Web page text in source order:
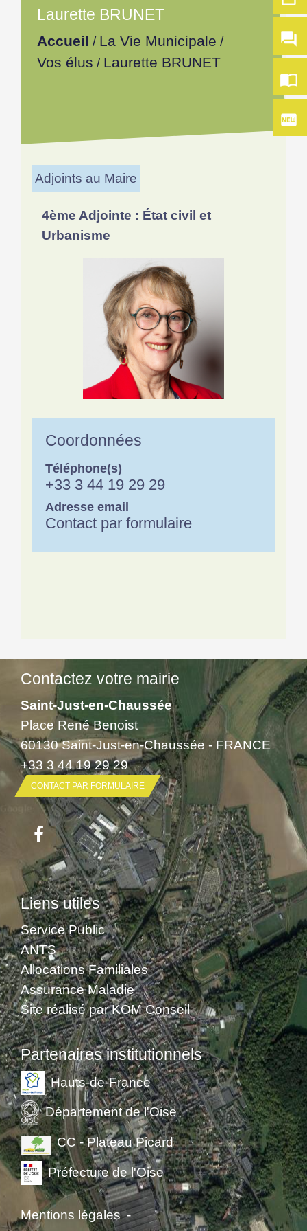
Laurette BRUNET
Accueil / La Vie Municipale /
Vos élus / Laurette BRUNET
Adjoints au Maire
4ème Adjointe : État civil et
Urbanisme
Coordonnées
Téléphone(s)
+33 3 44 19 29 29
Adresse email
Contact par formulaire
question_answer
import_contacts
fiber_new
Contactez votre mairie
Saint-Just-en-Chaussée
Place René Benoist
60130 Saint-Just-en-Chaussée - FRANCE
+33 3 44 19 29 29
CONTACT PAR FORMULAIRE
Liens utiles
Service Public
ANTS
Allocations Familiales
Assurance Maladie
Site réalisé par KOM Conseil
Partenaires institutionnels
Hauts-de-France
Département de l'Oise
CC - Plateau Picard
Préfecture de l'Oise
Mentions légales -